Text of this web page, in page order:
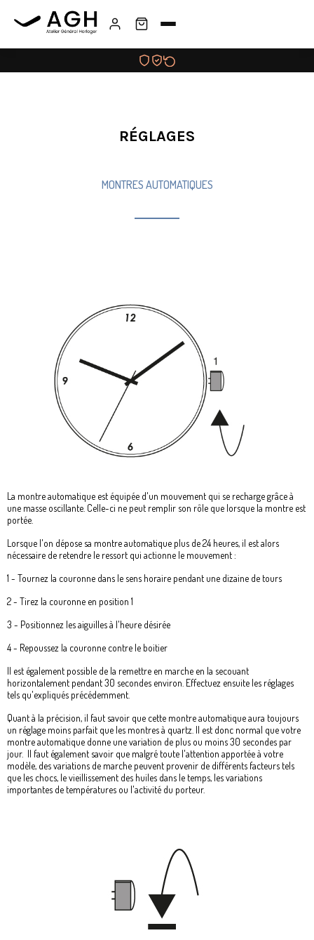
RÉGLAGES
MONTRES AUTOMATIQUES
La montre automatique est équipée d'un mouvement qui se recharge grâce à
une masse oscillante. Celle-ci ne peut remplir son rôle que lorsque la montre est
portée.
Lorsque l'on dépose sa montre automatique plus de 24 heures, il est alors
nécessaire de retendre le ressort qui actionne le mouvement :
1 - Tournez la couronne dans le sens horaire pendant une dizaine de tours
2 - Tirez la couronne en position 1
3 - Positionnez les aiguilles à l'heure désirée
4 - Repoussez la couronne contre le boitier
Il est également possible de la remettre en marche en la secouant
horizontalement pendant 30 secondes environ. Effectuez ensuite les réglages
tels qu'expliqués précédemment.
Quant à la précision, il faut savoir que cette montre automatique aura toujours
un réglage moins parfait que les montres à quartz. Il est donc normal que votre
montre automatique donne une variation de plus ou moins 30 secondes par
jour. Il faut également savoir que malgré toute l'attention apportée à votre
modèle, des variations de marche peuvent provenir de différents facteurs tels
que les chocs, le vieillissement des huiles dans le temps, les variations
importantes de températures ou l'activité du porteur.